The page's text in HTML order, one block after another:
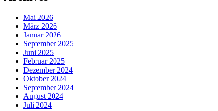
Mai 2026
März 2026
Januar 2026
September 2025
Juni 2025
Februar 2025
Dezember 2024
Oktober 2024
September 2024
August 2024
Juli 2024